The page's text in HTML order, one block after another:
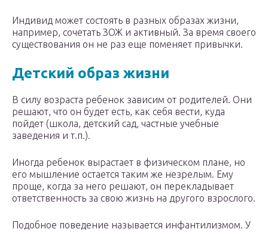
Индивид может состоять в разных образах жизни,
например, сочетать ЗОЖ и активный. За время своего
существования он не раз еще поменяет привычки.
Детский образ жизни
В силу возраста ребенок зависим от родителей. Они
решают, что он будет есть, как себя вести, куда
пойдет (школа, детский сад, частные учебные
заведения и т.п.).
Иногда ребенок вырастает в физическом плане, но
его мышление остается таким же незрелым. Ему
проще, когда за него решают, он перекладывает
ответственность за свою жизнь на другого взрослого.
Подобное поведение называется инфантилизмом. У